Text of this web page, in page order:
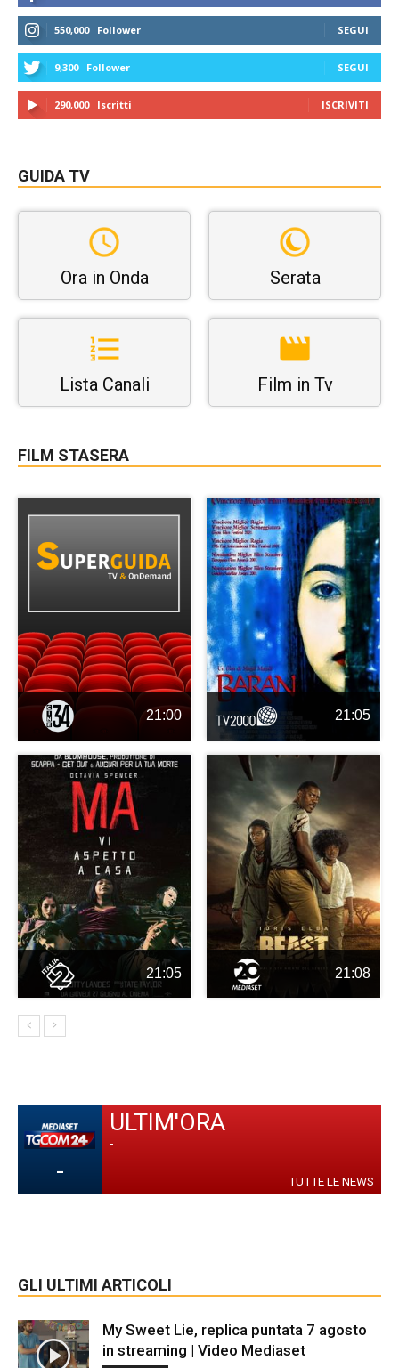
550,000 Follower SEGUI
9,300 Follower SEGUI
290,000 Iscritti ISCRIVITI
GUIDA TV
Ora in Onda Serata
Lista Canali Film in Tv
FILM STASERA
21:00 21:05
21:05 21:08
-
ULTIM'ORA
-
TUTTE LE NEWS
GLI ULTIMI ARTICOLI
My Sweet Lie, replica puntata 7 agosto
in streaming | Video Mediaset